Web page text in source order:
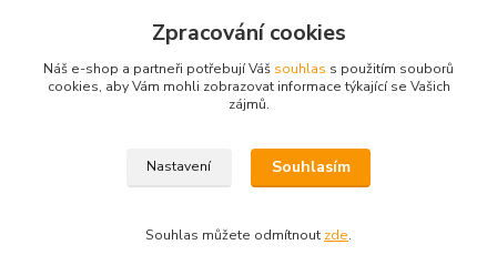
Zpracování cookies
Náš e-shop a partneři potřebují Váš souhlas s použitím souborů
cookies, aby Vám mohli zobrazovat informace týkající se Vašich
zájmů.
Nastavení Souhlasím
Souhlas můžete odmítnout zde.